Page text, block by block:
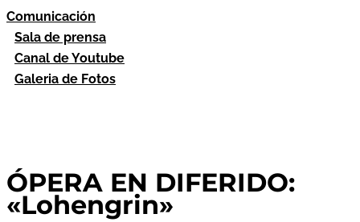
Comunicación
Sala de prensa
Canal de Youtube
Galeria de Fotos
ÓPERA EN DIFERIDO:
«Lohengrin»